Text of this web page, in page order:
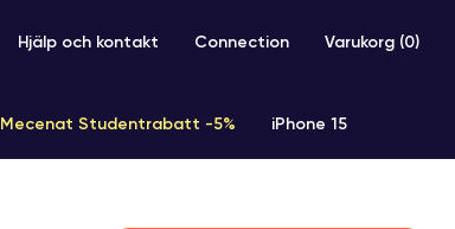
Hjälp och kontakt Connection Varukorg (0)
Mecenat Studentrabatt -5% iPhone 15